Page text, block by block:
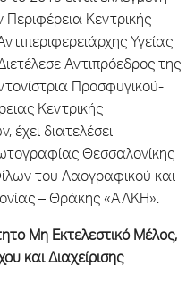
Κεντρικής
Υγείας
Αντιπρόεδρος της
Προσφυγικού-
Κεντρικής
έχει διατελέσει
Θεσσαλονίκης
του Λαογραφικού και
– Θράκης «ΑΛΚΗ».
Μη Εκτελεστικό Μέλος,
και Διαχείρισης